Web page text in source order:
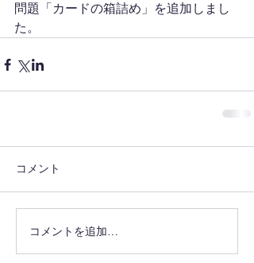
問題「カードの箱詰め」を追加しまし
た。
コメント
コメントを追加…